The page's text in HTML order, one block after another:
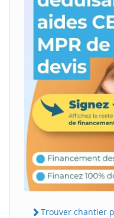
Trouver chantier